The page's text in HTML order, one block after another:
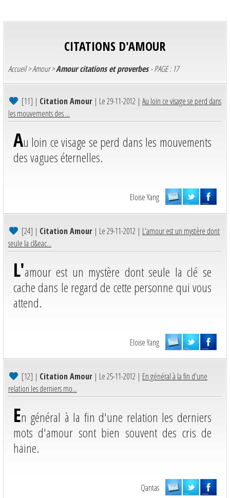
CITATIONS D'AMOUR
Accueil>Amour>Amour citations et proverbes- PAGE : 17
[11] | Citation Amour | Le 29-11-2012 | Au loin ce visage se perd dans
les mouvements des ...
Au loin ce visage se perd dans les mouvements
des vagues éternelles.
Eloïse Yang
[24] | Citation Amour | Le 29-11-2012 | L'amour est un mystère dont
seule la cl&eac...
L'amour est un mystère dont seule la clé se
cache dans le regard de cette personne qui vous
attend.
Eloïse Yang
[12] | Citation Amour | Le 25-11-2012 | En général à la fin d'une
relation les derniers mo...
En général à la fin d'une relation les derniers
mots d'amour sont bien souvent des cris de
haine.
Qantas